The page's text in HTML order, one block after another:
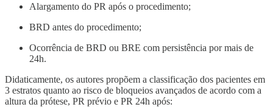
Alargamento do PR após o procedimento;
BRD antes do procedimento;
Ocorrência de BRD ou BRE com persistência por mais de
24h.
Didaticamente, os autores propõem a classificação dos pacientes em
3 estratos quanto ao risco de bloqueios avançados de acordo com a
altura da prótese, PR prévio e PR 24h após: